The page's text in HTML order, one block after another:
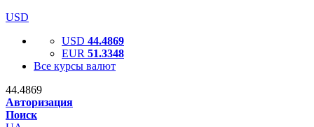
USD
USD 44.4869
EUR 51.3348
Все курсы валют
44.4869
Авторизация
Поиск